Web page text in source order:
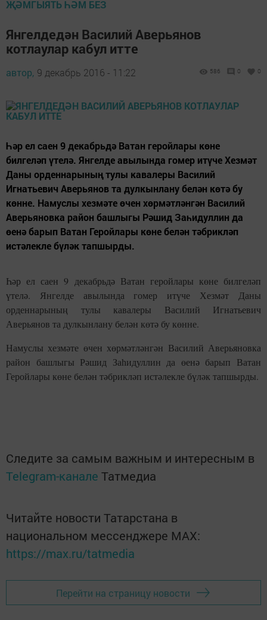
ҖӘМГЫЯТЬ ҺӘМ БЕЗ
Янгелдедән Василий Аверьянов
котлаулар кабул итте
автор, 9 декабрь 2016 - 11:22 586 0 0
Һәр ел саен 9 декабрьдә Ватан геройлары көне
билгеләп үтелә. Янгелде авылында гомер итүче Хезмәт
Даны орденнарының тулы кавалеры Василий
Игнатьевич Аверьянов та дулкынлану белән көтә бу
көнне. Намуслы хезмәте өчен хөрмәтләнгән Василий
Аверьяновка район башлыгы Рәшид Заһидуллин да
өенә барып Ватан Геройлары көне белән тәбрикләп
истәлекле бүләк тапшырды.
Һәр ел саен 9 декабрьдә Ватан геройлары көне билгеләп
үтелә. Янгелде авылында гомер итүче Хезмәт Даны
орденнарының тулы кавалеры Василий Игнатьевич
Аверьянов та дулкынлану белән көтә бу көнне.
Намуслы хезмәте өчен хөрмәтләнгән Василий Аверьяновка
район башлыгы Рәшид Заһидуллин да өенә барып Ватан
Геройлары көне белән тәбрикләп истәлекле бүләк тапшырды.
Следите за самым важным и интересным в
Telegram-канале Татмедиа
Читайте новости Татарстана в
национальном мессенджере MАХ:
https://max.ru/tatmedia
Перейти на страницу новости